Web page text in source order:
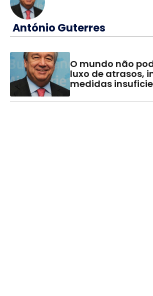
António Guterres
O mundo não
luxo de atrasos,
medidas